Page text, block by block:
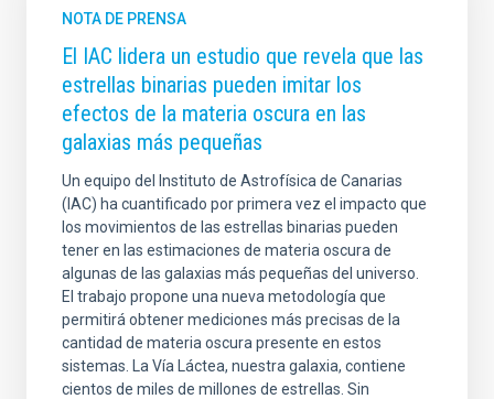
NOTA DE PRENSA
El IAC lidera un estudio que revela que las
estrellas binarias pueden imitar los
efectos de la materia oscura en las
galaxias más pequeñas
Un equipo del Instituto de Astrofísica de Canarias
(IAC) ha cuantificado por primera vez el impacto que
los movimientos de las estrellas binarias pueden
tener en las estimaciones de materia oscura de
algunas de las galaxias más pequeñas del universo.
El trabajo propone una nueva metodología que
permitirá obtener mediciones más precisas de la
cantidad de materia oscura presente en estos
sistemas. La Vía Láctea, nuestra galaxia, contiene
cientos de miles de millones de estrellas. Sin